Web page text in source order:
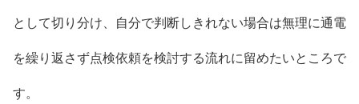
として切り分け、自分で判断しきれない場合は無理に通電
を繰り返さず点検依頼を検討する流れに留めたいところで
す。